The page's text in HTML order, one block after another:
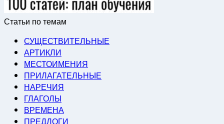
Статьи по темам
СУЩЕСТВИТЕЛЬНЫЕ
АРТИКЛИ
МЕСТОИМЕНИЯ
ПРИЛАГАТЕЛЬНЫЕ
НАРЕЧИЯ
ГЛАГОЛЫ
ВРЕМЕНА
ПРЕДЛОГИ